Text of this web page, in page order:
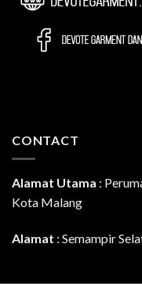
CONTACT
Alamat Utama :
Kota Malang
Alamat : Semampir